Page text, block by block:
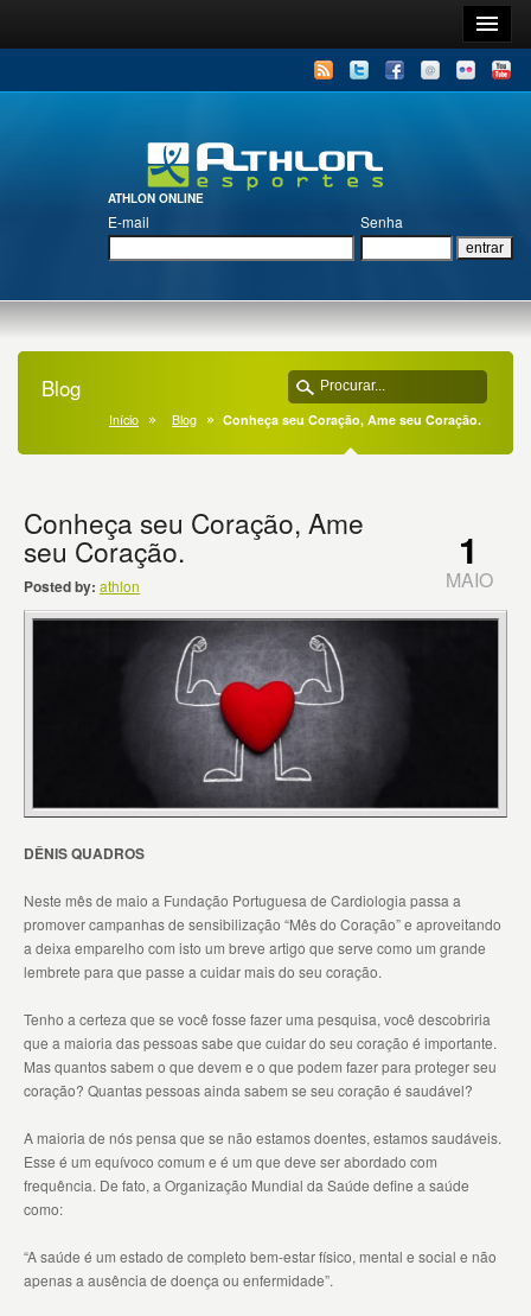
ATHLON ONLINE
E-mail Senha
Blog
Início Blog Conheça seu Coração, Ame seu Coração.
Conheça seu Coração, Ame
seu Coração.
Posted by: athlon
DÊNIS QUADROS
Neste mês de maio a Fundação Portuguesa de Cardiologia passa a
promover campanhas de sensibilização “Mês do Coração” e aproveitando
a deixa emparelho com isto um breve artigo que serve como um grande
lembrete para que passe a cuidar mais do seu coração.
Tenho a certeza que se você fosse fazer uma pesquisa, você descobriria
que a maioria das pessoas sabe que cuidar do seu coração é importante.
Mas quantos sabem o que devem e o que podem fazer para proteger seu
coração? Quantas pessoas ainda sabem se seu coração é saudável?
A maioria de nós pensa que se não estamos doentes, estamos saudáveis.
Esse é um equívoco comum e é um que deve ser abordado com
frequência. De fato, a Organização Mundial da Saúde define a saúde
como:
“A saúde é um estado de completo bem-estar físico, mental e social e não
apenas a ausência de doença ou enfermidade”.
1
MAIO